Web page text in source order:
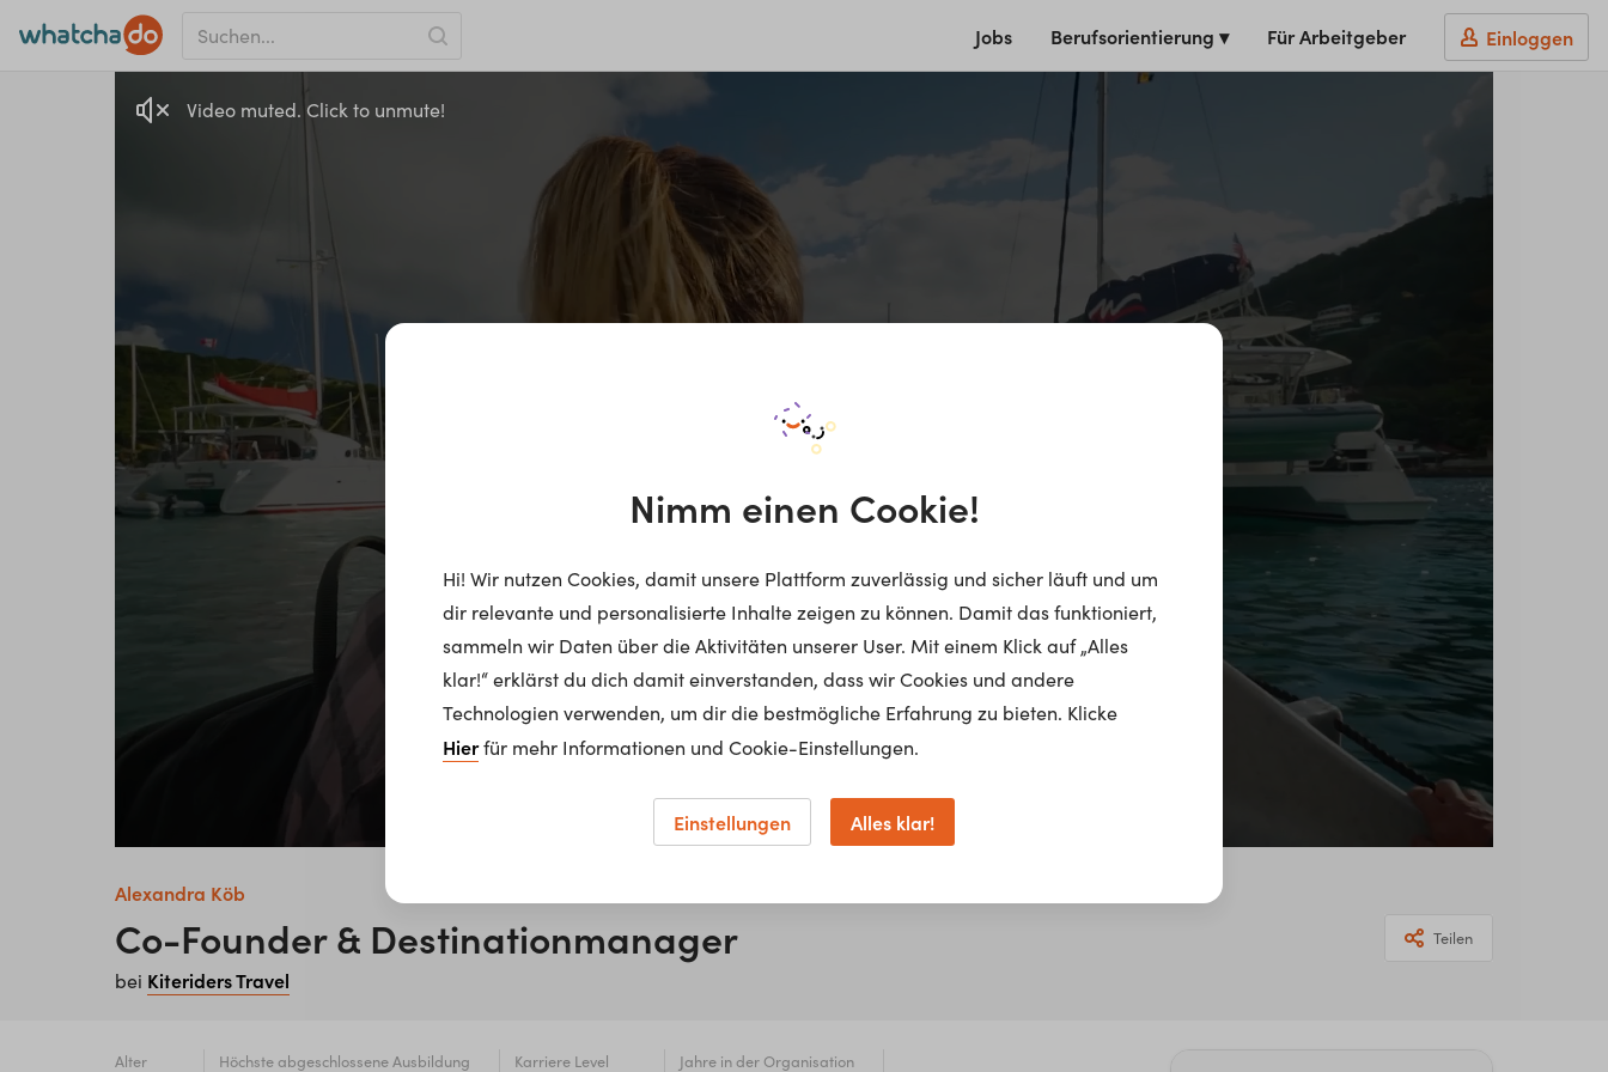
Jobs Berufsorientierung ▾ Für Arbeitgeber Einloggen
Video muted. Click to unmute!
Alexandra Köb
Co-Founder & Destinationmanager
bei Kiteriders Travel
Teilen
Alter Höchste abgeschlossene Ausbildung Karriere Level Jahre in der Organisation
Nimm einen Cookie!
Hi! Wir nutzen Cookies, damit unsere Plattform zuverlässig und sicher läuft und um
dir relevante und personalisierte Inhalte zeigen zu können. Damit das funktioniert,
sammeln wir Daten über die Aktivitäten unserer User. Mit einem Klick auf „Alles
klar!“ erklärst du dich damit einverstanden, dass wir Cookies und andere
Technologien verwenden, um dir die bestmögliche Erfahrung zu bieten. Klicke
Hierfür mehr Informationen und Cookie-Einstellungen.
Einstellungen Alles klar!